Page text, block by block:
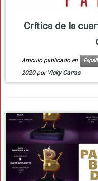
Crítica de la
Artículo publicado en
2020 por Vicky Carras